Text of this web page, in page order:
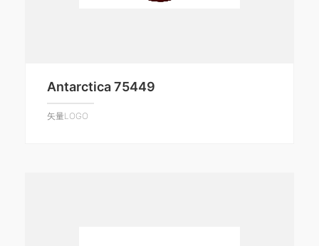
Antarctica 75449
矢量LOGO